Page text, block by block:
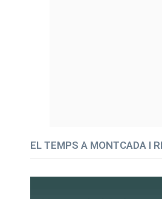
EL TEMPS A MONTCADA I